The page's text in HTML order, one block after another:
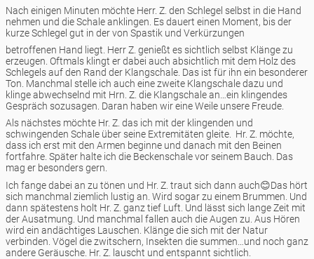
Nach einigen Minuten möchte Herr. Z. den Schlegel selbst in die Hand
nehmen und die Schale anklingen. Es dauert einen Moment, bis der
kurze Schlegel gut in der von Spastik und Verkürzungen
betroffenen Hand liegt. Herr Z. genießt es sichtlich selbst Klänge zu
erzeugen. Oftmals klingt er dabei auch absichtlich mit dem Holz des
Schlegels auf den Rand der Klangschale. Das ist für ihn ein besonderer
Ton. Manchmal stelle ich auch eine zweite Klangschale dazu und
klinge abwechselnd mit Hrn. Z. die Klangschale an…ein klingendes
Gespräch sozusagen. Daran haben wir eine Weile unsere Freude.
Als nächstes möchte Hr. Z. das ich mit der klingenden und
schwingenden Schale über seine Extremitäten gleite. Hr. Z. möchte,
dass ich erst mit den Armen beginne und danach mit den Beinen
fortfahre. Später halte ich die Beckenschale vor seinem Bauch. Das
mag er besonders gern.
Ich fange dabei an zu tönen und Hr. Z. traut sich dann auch😊Das hört
sich manchmal ziemlich lustig an. Wird sogar zu einem Brummen. Und
dann spätestens holt Hr. Z. ganz tief Luft. Und lässt sich lange Zeit mit
der Ausatmung. Und manchmal fallen auch die Augen zu. Aus Hören
wird ein andächtiges Lauschen. Klänge die sich mit der Natur
verbinden. Vögel die zwitschern, Insekten die summen…und noch ganz
andere Geräusche. Hr. Z. lauscht und entspannt sichtlich.